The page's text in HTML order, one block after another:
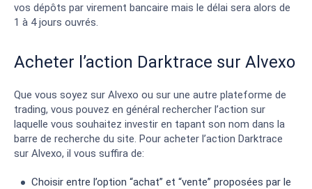
vos dépôts par virement bancaire mais le délai sera alors de
1 à 4 jours ouvrés.
Acheter l’action Darktrace sur Alvexo
Que vous soyez sur Alvexo ou sur une autre plateforme de
trading, vous pouvez en général rechercher l’action sur
laquelle vous souhaitez investir en tapant son nom dans la
barre de recherche du site. Pour acheter l’action Darktrace
sur Alvexo, il vous suffira de:
Choisir entre l’option “achat” et “vente” proposées par le